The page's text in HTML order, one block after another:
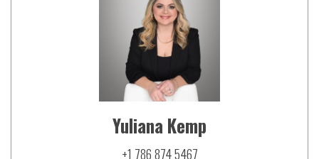
Yuliana Kemp
+1 786 874 5467